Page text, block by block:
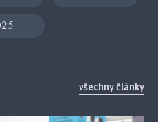
všechny články